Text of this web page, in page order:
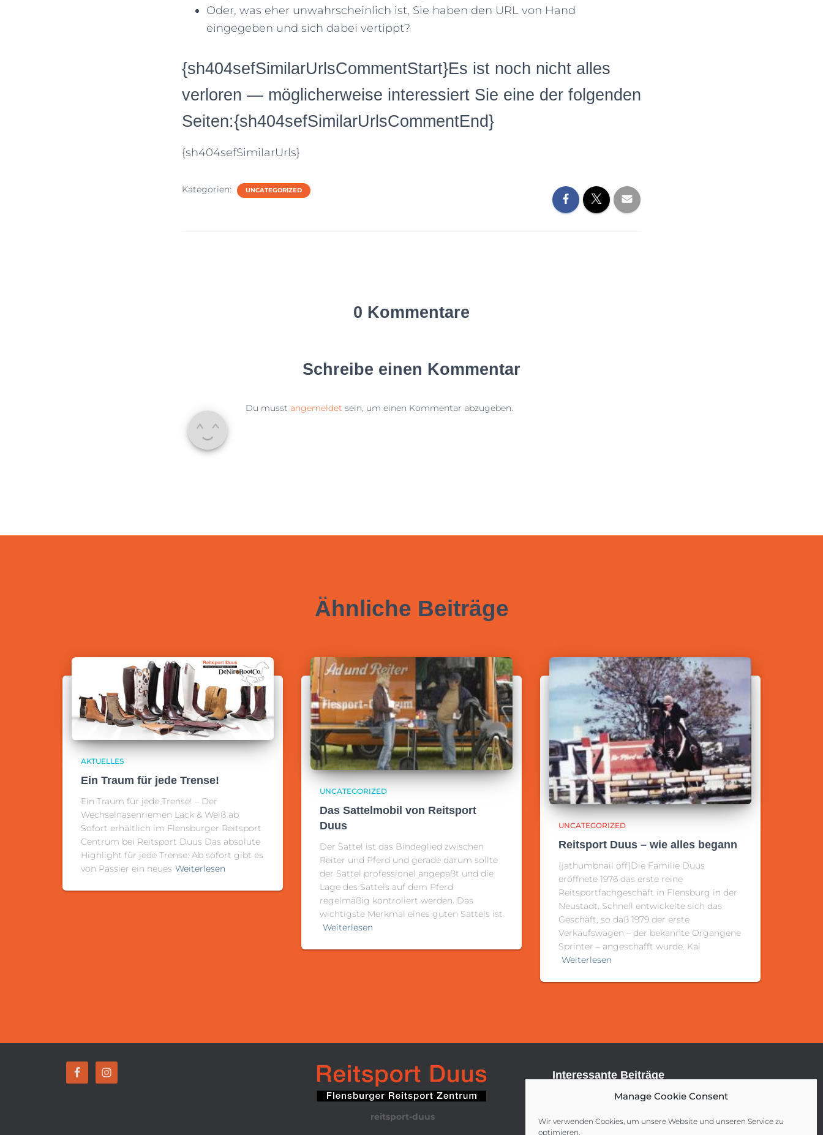
Manage Cookie Consent
Wir verwenden Cookies, um unsere Website und unseren Service zu
optimieren.
Oder, was eher unwahrscheinlich ist, Sie haben den URL von Hand
eingegeben und sich dabei vertippt?
{sh404sefSimilarUrlsCommentStart}Es ist noch nicht alles
verloren — möglicherweise interessiert Sie eine der folgenden
Seiten:{sh404sefSimilarUrlsCommentEnd}
{sh404sefSimilarUrls}
Kategorien: UNCATEGORIZED
0 Kommentare
Schreibe einen Kommentar
Du musst angemeldet sein, um einen Kommentar abzugeben.
Ähnliche Beiträge
AKTUELLES
Ein Traum für jede Trense!
Ein Traum für jede Trense! – Der
Wechselnasenriemen Lack & Weiß ab
Sofort erhältlich im Flensburger Reitsport
Centrum bei Reitsport Duus Das absolute
Highlight für jede Trense: Ab sofort gibt es
von Passier ein neues Weiterlesen
UNCATEGORIZED
Das Sattelmobil von Reitsport
Duus
Der Sattel ist das Bindeglied zwischen
Reiter und Pferd und gerade darum sollte
der Sattel professionel angepaßt und die
Lage des Sattels auf dem Pferd
regelmäßig kontroliert werden. Das
wichtigste Merkmal eines guten Sattels ist
Weiterlesen
UNCATEGORIZED
Reitsport Duus – wie alles begann
{jathumbnail off}Die Familie Duus
eröffnete 1976 das erste reine
Reitsportfachgeschäft in Flensburg in der
Neustadt. Schnell entwickelte sich das
Geschäft, so daß 1979 der erste
Verkaufswagen – der bekannte Organgene
Sprinter – angeschafft wurde. Kai
Weiterlesen
reitsport-duus
Interessante Beiträge
Sattel